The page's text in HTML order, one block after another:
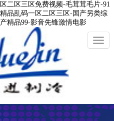
二区三区免费视频-毛茸茸毛片-91
品乱码一区二区三区-国产另类综
精品99-影音先锋激情电影
切
換